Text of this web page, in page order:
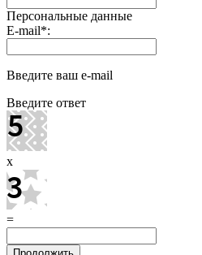
Персональные данные
E-mail*:
Введите ваш e-mail
Введите ответ
x
=